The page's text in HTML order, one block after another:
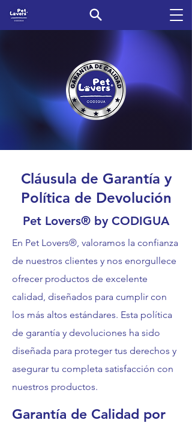
Cláusula de Garantía y
Política de Devolución
Pet Lovers® by CODIGUA
En Pet Lovers®, valoramos la confianza
de nuestros clientes y nos enorgullece
ofrecer productos de excelente
calidad, diseñados para cumplir con
los más altos estándares. Esta política
de garantía y devoluciones ha sido
diseñada para proteger tus derechos y
asegurar tu completa satisfacción con
nuestros productos.
Garantía de Calidad por